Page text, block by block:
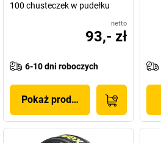
100 chusteczek w pudełku
netto
93,- zł
6-10 dni roboczych
Pokaż produkt